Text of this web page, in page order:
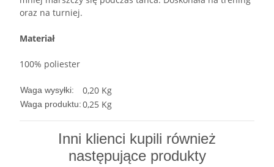
oraz na turniej.
Materiał
100% poliester
Waga wysyłki: 0,20 Kg
Waga produktu:0,25 Kg
Inni klienci kupili również
następujące produkty